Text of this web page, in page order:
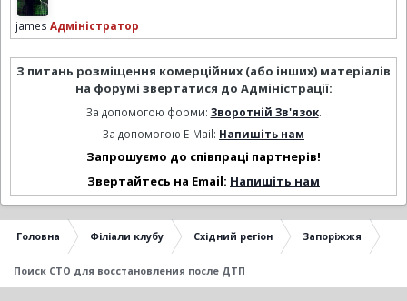
james Адміністратор
З питань розміщення комерційних (або інших) матеріалів
на форумі звертатися до Адміністрації:
За допомогою форми: Зворотній Зв'язок.
За допомогою E-Mail: Напишіть нам
Запрошуємо до співпраці партнерів!
Звертайтесь на Email: Напишіть нам
Головна Філіали клубу Східний регіон Запоріжжя
Поиск СТО для восстановления после ДТП